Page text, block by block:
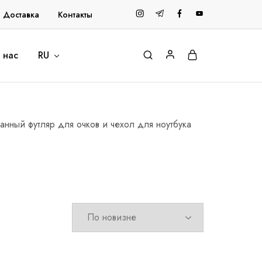
Контакты
RU
футляр для очков и чехол для ноутбука